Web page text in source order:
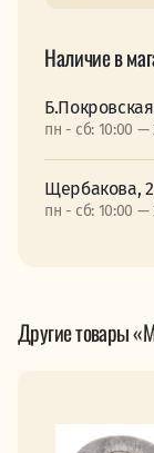
Наличие в
пн - сб: 10:00 —
Щербакова, 2
пн - сб: 10:00 —
Другие товары